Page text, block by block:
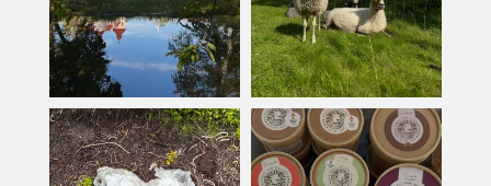
kullanslycka
Jul 9
kullanslycka
Jun 24